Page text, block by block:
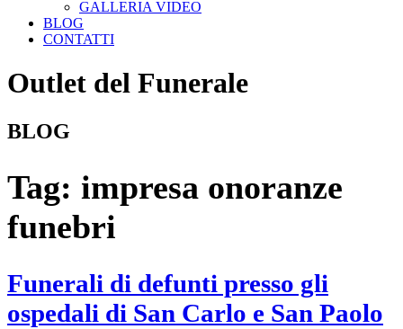
GALLERIA VIDEO
BLOG
CONTATTI
Outlet del Funerale
BLOG
Tag: impresa onoranze
funebri
Funerali di defunti presso gli
ospedali di San Carlo e San Paolo